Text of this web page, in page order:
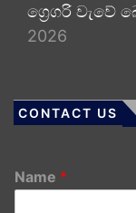
ග්‍රෙගරි වැවේ
2026
CONTACT US
Name *